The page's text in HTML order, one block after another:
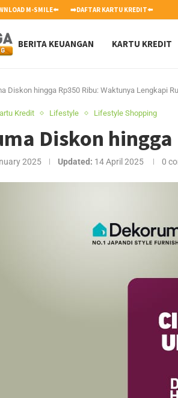
M-SMILE⬅️ ➡️DAFTAR KARTU KREDIT⬅️
BERITA KEUANGAN KARTU KREDIT
Diskon hingga Rp350 Ribu: Waktunya Lengkapi
Kredit Lifestyle Lifestyle Shopping
Diskon
2025 Updated: 14 April 2025 0